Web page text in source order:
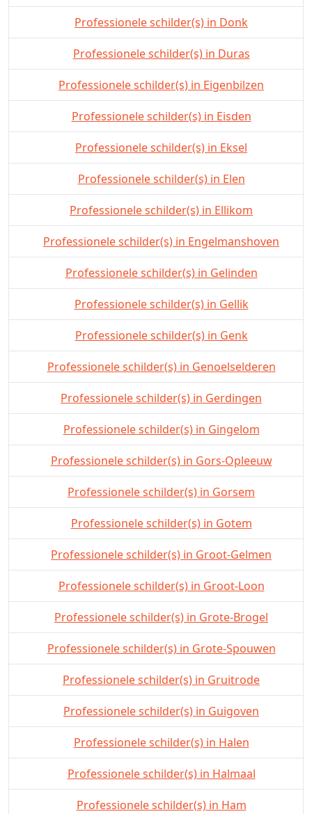
Professionele schilder(s) in Donk
Professionele schilder(s) in Duras
Professionele schilder(s) in Eigenbilzen
Professionele schilder(s) in Eisden
Professionele schilder(s) in Eksel
Professionele schilder(s) in Elen
Professionele schilder(s) in Ellikom
Professionele schilder(s) in Engelmanshoven
Professionele schilder(s) in Gelinden
Professionele schilder(s) in Gellik
Professionele schilder(s) in Genk
Professionele schilder(s) in Genoelselderen
Professionele schilder(s) in Gerdingen
Professionele schilder(s) in Gingelom
Professionele schilder(s) in Gors-Opleeuw
Professionele schilder(s) in Gorsem
Professionele schilder(s) in Gotem
Professionele schilder(s) in Groot-Gelmen
Professionele schilder(s) in Groot-Loon
Professionele schilder(s) in Grote-Brogel
Professionele schilder(s) in Grote-Spouwen
Professionele schilder(s) in Gruitrode
Professionele schilder(s) in Guigoven
Professionele schilder(s) in Halen
Professionele schilder(s) in Halmaal
Professionele schilder(s) in Ham